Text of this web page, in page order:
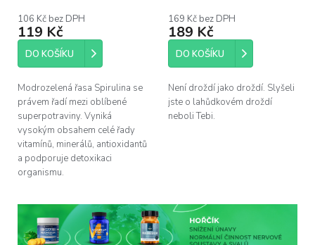
106 Kč bez DPH
119 Kč
DO KOŠÍKU
Modrozelená řasa Spirulina se
právem řadí mezi oblíbené
superpotraviny. Vyniká
vysokým obsahem celé řady
vitamínů, minerálů, antioxidantů
a podporuje detoxikaci
organismu.
169 Kč bez DPH
189 Kč
DO KOŠÍKU
Není droždí jako droždí. Slyšeli
jste o lahůdkovém droždí
neboli Tebi.